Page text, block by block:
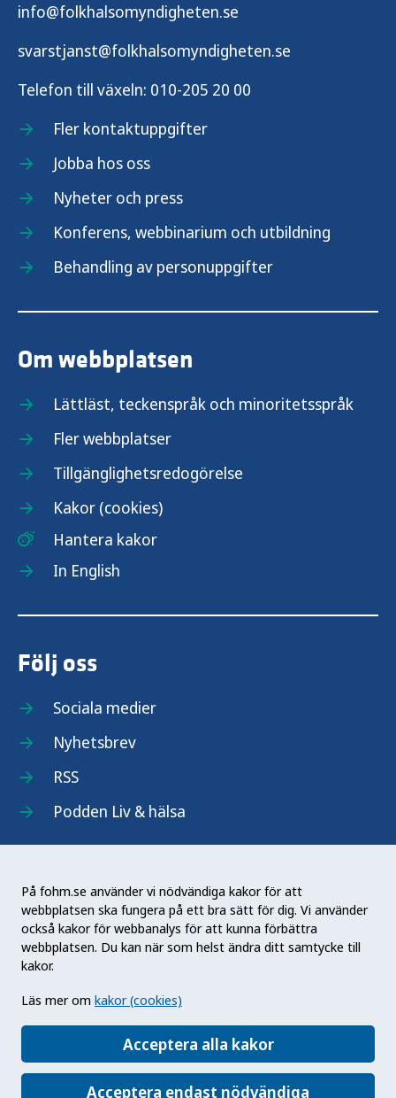
På fohm.se använder vi nödvändiga kakor för att
webbplatsen ska fungera på ett bra sätt för dig. Vi använder
också kakor för webbanalys för att kunna förbättra
webbplatsen. Du kan när som helst ändra ditt samtycke till
kakor.
Läs mer om kakor (cookies)
Acceptera alla kakor
Acceptera endast nödvändiga
info@folkhalsomyndigheten.se
svarstjanst@folkhalsomyndigheten.se
Telefon till växeln: 010-205 20 00
Fler kontaktuppgifter
Jobba hos oss
Nyheter och press
Konferens, webbinarium och utbildning
Behandling av personuppgifter
Om webbplatsen
Lättläst, teckenspråk och minoritetsspråk
Fler webbplatser
Tillgänglighetsredogörelse
Kakor (cookies)
Hantera kakor
In English
Följ oss
Sociala medier
Nyhetsbrev
RSS
Podden Liv & hälsa
Folkhälsomyndigheten (Fohm) är en nationell
kunskapsmyndighet som arbetar för en bättre
folkhälsa. Det gör myndigheten genom att
främja hälsa, förebygga ohälsa och skydda mot
hälsohot. Vår vision är en folkhälsa som stärker
samhällets utveckling.